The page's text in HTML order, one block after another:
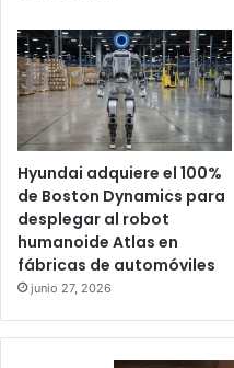
Hyundai adquiere el 100%
de Boston Dynamics para
desplegar al robot
humanoide Atlas en
fábricas de automóviles
junio 27, 2026